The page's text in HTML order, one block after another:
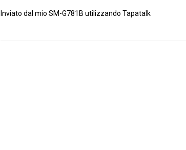
Inviato dal mio SM-G781B utilizzando Tapatalk